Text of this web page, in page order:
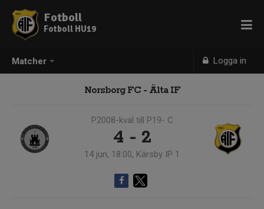
Matcher Logga in
Fotboll
Fotboll HU19
Norsborg FC - Älta IF
P2008-kval till P19- C
4 - 2
14 jun, 18:00, Kärsby IP 1